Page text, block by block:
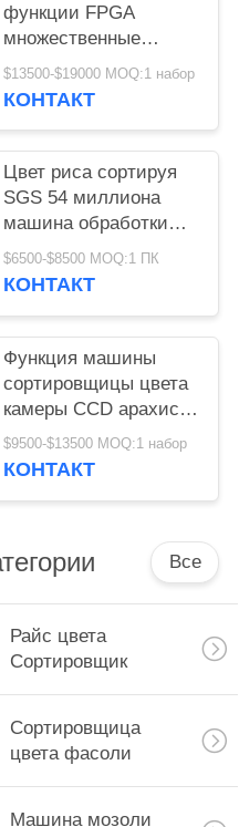
функции FPGA
множественные
красят сортируя
машину
$13500-$19000 MOQ:1 набор
КОНТАКТ
Цвет риса сортируя
SGS 54 миллиона
машина обработки
разделителя пиксела
$6500-$8500 MOQ:1 ПК
КОНТАКТ
Функция машины
сортировщицы цвета
камеры CCD арахиса
3 парашютов
множественная
$9500-$13500 MOQ:1 набор
КОНТАКТ
Все
Райс цвета
Сортировщик
Сортировщица
цвета фасоли
Машина мозоли